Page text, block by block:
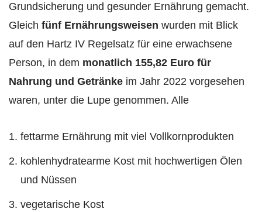
Grundsicherung und gesunder Ernährung gemacht.
Gleich fünf Ernährungsweisen wurden mit Blick
auf den Hartz IV Regelsatz für eine erwachsene
Person, in dem monatlich 155,82 Euro für
Nahrung und Getränke im Jahr 2022 vorgesehen
waren, unter die Lupe genommen. Alle
fettarme Ernährung mit viel Vollkornprodukten
kohlenhydratearme Kost mit hochwertigen Ölen
und Nüssen
vegetarische Kost